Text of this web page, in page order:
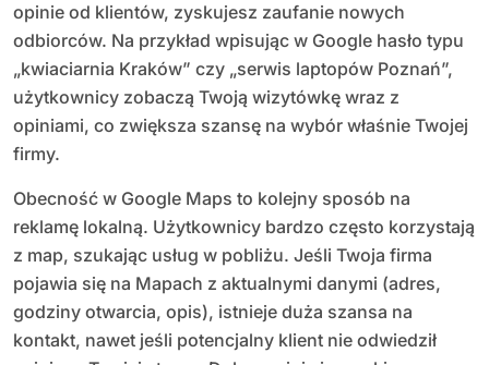
opinie od klientów, zyskujesz zaufanie nowych
odbiorców. Na przykład wpisując w Google hasło typu
„kwiaciarnia Kraków” czy „serwis laptopów Poznań”,
użytkownicy zobaczą Twoją wizytówkę wraz z
opiniami, co zwiększa szansę na wybór właśnie Twojej
firmy.
Obecność w Google Maps to kolejny sposób na
reklamę lokalną. Użytkownicy bardzo często korzystają
z map, szukając usług w pobliżu. Jeśli Twoja firma
pojawia się na Mapach z aktualnymi danymi (adres,
godziny otwarcia, opis), istnieje duża szansa na
kontakt, nawet jeśli potencjalny klient nie odwiedził